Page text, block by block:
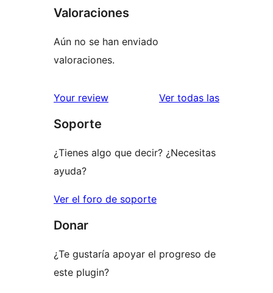
Valoraciones
Aún no se han enviado
valoraciones.
Your review Ver todas las
Soporte
¿Tienes algo que decir? ¿Necesitas
ayuda?
Ver el foro de soporte
Donar
¿Te gustaría apoyar el progreso de
este plugin?